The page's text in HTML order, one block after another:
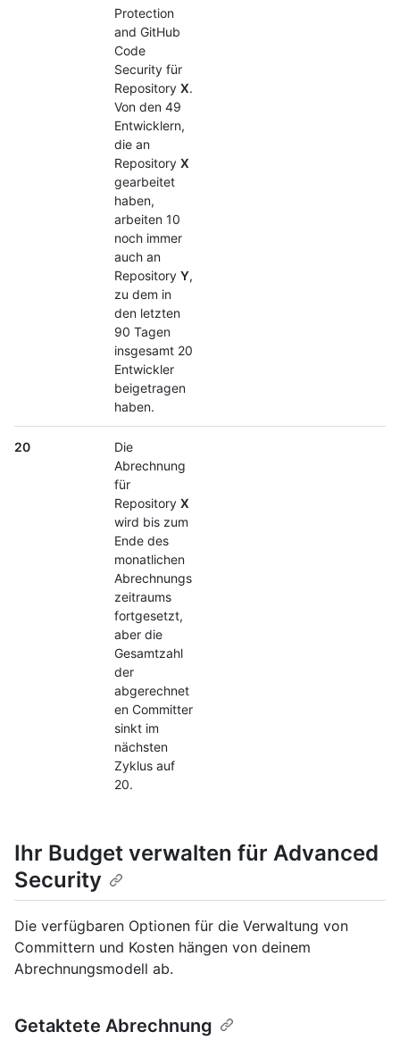
Protection
and GitHub
Code
Security für
Repository X.
Von den 49
Entwicklern,
die an
Repository X
gearbeitet
haben,
arbeiten 10
noch immer
auch an
Repository Y,
zu dem in
den letzten
90 Tagen
insgesamt 20
Entwickler
beigetragen
haben.
20
Die
Abrechnung
für
Repository X
wird bis zum
Ende des
monatlichen
Abrechnungs
zeitraums
fortgesetzt,
aber die
Gesamtzahl
der
abgerechnet
en Committer
sinkt im
nächsten
Zyklus auf
20.
Ihr Budget verwalten für Advanced
Security
Die verfügbaren Optionen für die Verwaltung von
Committern und Kosten hängen von deinem
Abrechnungsmodell ab.
Getaktete Abrechnung